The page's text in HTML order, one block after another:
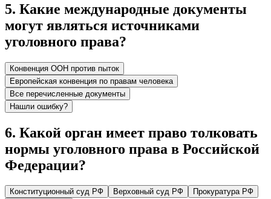
5. Какие международные документы
могут являться источниками
уголовного права?
Конвенция ООН против пыток
Европейская конвенция по правам человека
Все перечисленные документы
Нашли ошибку?
6. Какой орган имеет право толковать
нормы уголовного права в Российской
Федерации?
Конституционный суд РФ Верховный суд РФ
Прокуратура РФ